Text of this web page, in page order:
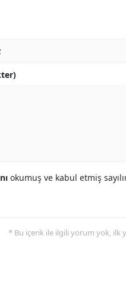
okumuş ve kabul etmiş
* Bu içerik ile ilgili yorum yok, ilk